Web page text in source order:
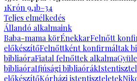
1Krón 9,1b–34
Teljes elmélkedés
Állandó alkalmaink
Baba-mama körÉnekkarFelnőtt
előkészítőFelnőttként konfirmáltak
bibliaóraFiatal felnőttek alkalma
bibliaóraIfjúsági bibliaórák
előkészítőKórházi istentiszteletek